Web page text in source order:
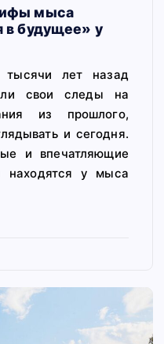
мыса
в будущее» у
тысячи лет назад
свои следы на
из прошлого,
и сегодня.
и впечатляющие
находятся у мыса